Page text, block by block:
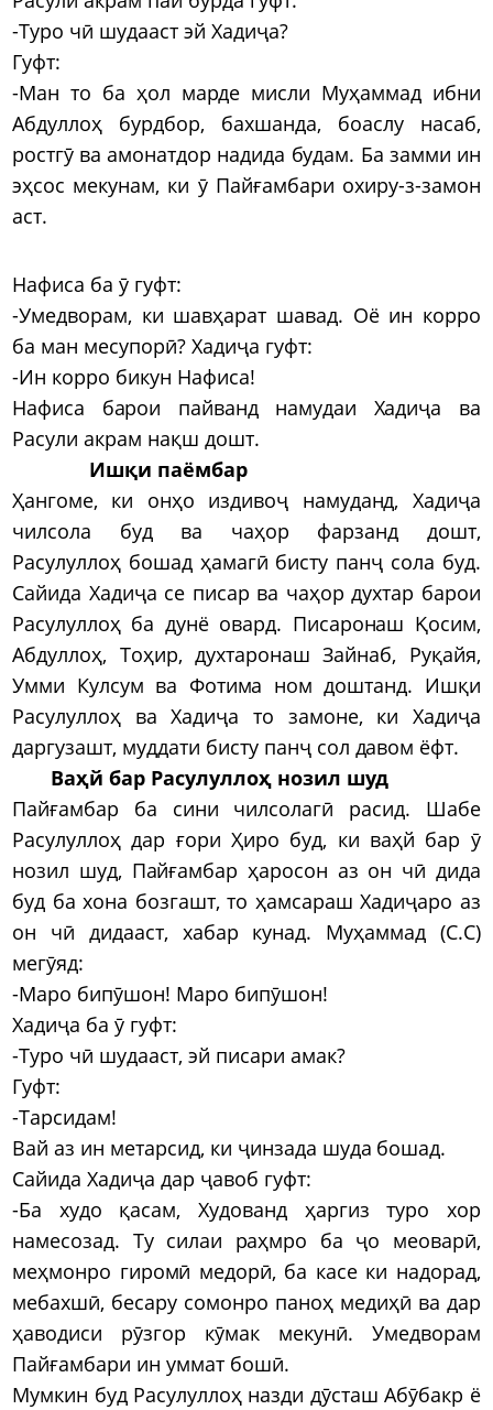
-Туро чӣ шудааст эй Хадиҷа?
Гуфт:
-Ман то ба ҳол марде мисли Муҳаммад ибни
Абдуллоҳ бурдбор, бахшанда, боаслу насаб,
ростгӯ ва амонатдор надида будам. Ба замми ин
эҳсос мекунам, ки ӯ Пайғамбари охиру-з-замон
аст.
Нафиса ба ӯ гуфт:
-Умедворам, ки шавҳарат шавад. Оё ин корро
ба ман месупорӣ? Хадиҷа гуфт:
-Ин корро бикун Нафиса!
Нафиса барои пайванд намудаи Хадиҷа ва
Расули акрам нақш дошт.
Ишқи паёмбар
Ҳангоме, ки онҳо издивоҷ намуданд, Хадиҷа
чилсола буд ва чаҳор фарзанд дошт,
Расулуллоҳ бошад ҳамагӣ бисту панҷ сола буд.
Сайида Хадиҷа се писар ва чаҳор духтар барои
Расулуллоҳ ба дунё овард. Писаронаш Қосим,
Абдуллоҳ, Тоҳир, духтаронаш Зайнаб, Руқайя,
Умми Кулсум ва Фотима ном доштанд. Ишқи
Расулуллоҳ ва Хадиҷа то замоне, ки Хадиҷа
даргузашт, муддати бисту панҷ сол давом ёфт.
Ваҳй бар Расулуллоҳ нозил шуд
Пайғамбар ба сини чилсолагӣ расид. Шабе
Расулуллоҳ дар ғори Ҳиро буд, ки ваҳй бар ӯ
нозил шуд, Пайғамбар ҳаросон аз он чӣ дида
буд ба хона бозгашт, то ҳамсараш Хадиҷаро аз
он чӣ дидааст, хабар кунад. Муҳаммад (С.С)
мегӯяд:
-Маро бипӯшон! Маро бипӯшон!
Хадиҷа ба ӯ гуфт:
-Туро чӣ шудааст, эй писари амак?
Гуфт:
-Тарсидам!
Вай аз ин метарсид, ки ҷинзада шуда бошад.
Сайида Хадиҷа дар ҷавоб гуфт:
-Ба худо қасам, Худованд ҳаргиз туро хор
намесозад. Ту силаи раҳмро ба ҷо меоварӣ,
меҳмонро гиромӣ медорӣ, ба касе ки надорад,
мебахшӣ, бесару сомонро паноҳ медиҳӣ ва дар
ҳаводиси рӯзгор кӯмак мекунӣ. Умедворам
Пайғамбари ин уммат бошӣ.
Мумкин буд Расулуллоҳ назди дӯсташ Абӯбакр ё